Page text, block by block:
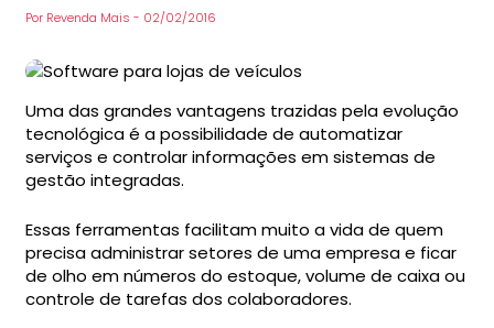
Por Revenda Mais- 02/02/2016
Uma das grandes vantagens trazidas pela evolução
tecnológica é a possibilidade de automatizar
serviços e controlar informações em sistemas de
gestão integradas.
Essas ferramentas facilitam muito a vida de quem
precisa administrar setores de uma empresa e ficar
de olho em números do estoque, volume de caixa ou
controle de tarefas dos colaboradores.